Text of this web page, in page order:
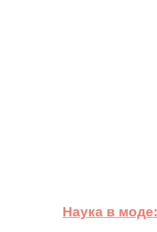
Наука в